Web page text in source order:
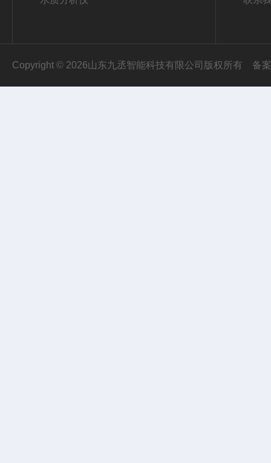
Copyright © 2026山东九丞智能科技有限公司版权所有 备